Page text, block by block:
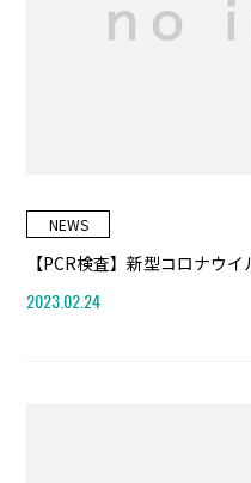
NEWS
【PCR検査】新型コロナウ
2023.02.24